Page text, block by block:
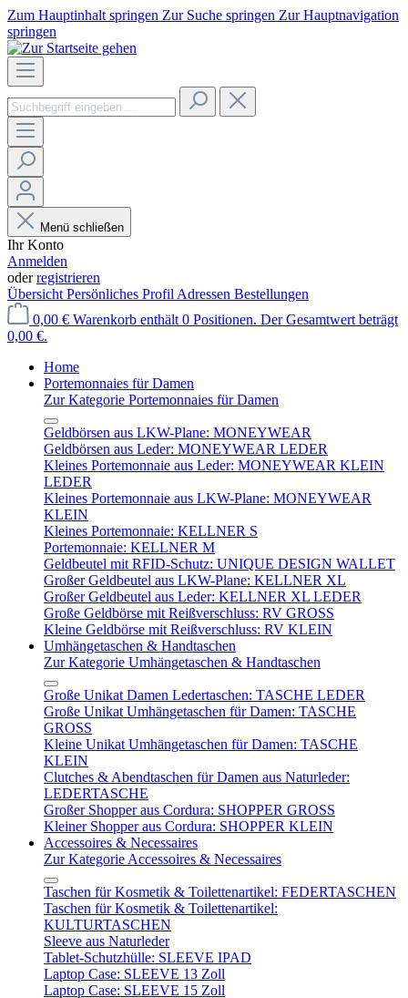
Zum Hauptinhalt springen Zur Suche springen Zur Hauptnavigation
springen
Menü schließen
Ihr Konto
Anmelden
oderregistrieren
Übersicht Persönliches Profil Adressen Bestellungen
0,00 € Warenkorb enthält 0 Positionen. Der Gesamtwert beträgt
0,00 €.
Home
Portemonnaies für Damen
Zur Kategorie Portemonnaies für Damen
Geldbörsen aus LKW-Plane: MONEYWEAR
Geldbörsen aus Leder: MONEYWEAR LEDER
Kleines Portemonnaie aus Leder: MONEYWEAR KLEIN
LEDER
Kleines Portemonnaie aus LKW-Plane: MONEYWEAR
KLEIN
Kleines Portemonnaie: KELLNER S
Portemonnaie: KELLNER M
Geldbeutel mit RFID-Schutz: UNIQUE DESIGN WALLET
Großer Geldbeutel aus LKW-Plane: KELLNER XL
Großer Geldbeutel aus Leder: KELLNER XL LEDER
Große Geldbörse mit Reißverschluss: RV GROSS
Kleine Geldbörse mit Reißverschluss: RV KLEIN
Umhängetaschen & Handtaschen
Zur Kategorie Umhängetaschen & Handtaschen
Große Unikat Damen Ledertaschen: TASCHE LEDER
Große Unikat Umhängetaschen für Damen: TASCHE
GROSS
Kleine Unikat Umhängetaschen für Damen: TASCHE
KLEIN
Clutches & Abendtaschen für Damen aus Naturleder:
LEDERTASCHE
Großer Shopper aus Cordura: SHOPPER GROSS
Kleiner Shopper aus Cordura: SHOPPER KLEIN
Accessoires & Necessaires
Zur Kategorie Accessoires & Necessaires
Taschen für Kosmetik & Toilettenartikel: FEDERTASCHEN
Taschen für Kosmetik & Toilettenartikel:
KULTURTASCHEN
Sleeve aus Naturleder
Tablet-Schutzhülle: SLEEVE IPAD
Laptop Case: SLEEVE 13 Zoll
Laptop Case: SLEEVE 15 Zoll